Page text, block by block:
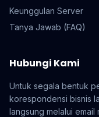
Keunggulan Server
Tanya Jawab (FAQ)
Hubungi Kami
Untuk segala bentuk
korespondensi bisnis
langsung melalui email